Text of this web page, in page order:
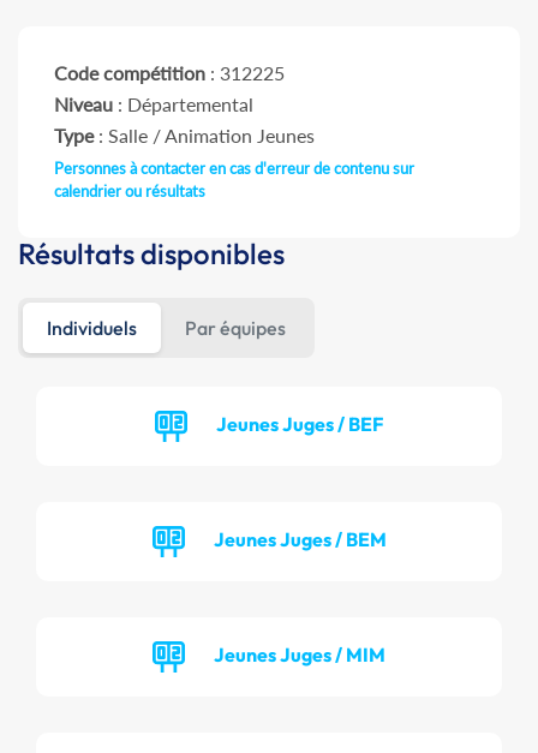
Code compétition : 312225
Niveau : Départemental
Type: Salle / Animation Jeunes
Personnes à contacter en cas d'erreur de contenu sur
calendrier ou résultats
Résultats disponibles
Individuels Par équipes
Jeunes Juges / BEF
Jeunes Juges / BEM
Jeunes Juges / MIM